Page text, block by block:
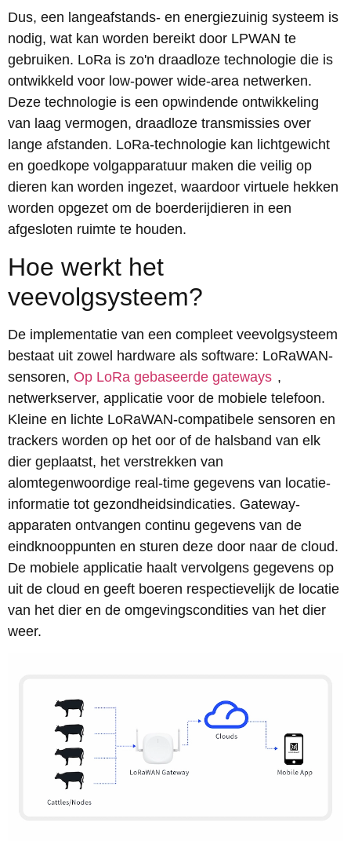
Dus, een langeafstands- en energiezuinig systeem is
nodig, wat kan worden bereikt door LPWAN te
gebruiken. LoRa is zo'n draadloze technologie die is
ontwikkeld voor low-power wide-area netwerken.
Deze technologie is een opwindende ontwikkeling
van laag vermogen, draadloze transmissies over
lange afstanden. LoRa-technologie kan lichtgewicht
en goedkope volgapparatuur maken die veilig op
dieren kan worden ingezet, waardoor virtuele hekken
worden opgezet om de boerderijdieren in een
afgesloten ruimte te houden.
Hoe werkt het
veevolgsysteem?
De implementatie van een compleet veevolgsysteem
bestaat uit zowel hardware als software: LoRaWAN-
sensoren, Op LoRa gebaseerde gateways ,
netwerkserver, applicatie voor de mobiele telefoon.
Kleine en lichte LoRaWAN-compatibele sensoren en
trackers worden op het oor of de halsband van elk
dier geplaatst, het verstrekken van
alomtegenwoordige real-time gegevens van locatie-
informatie tot gezondheidsindicaties. Gateway-
apparaten ontvangen continu gegevens van de
eindknooppunten en sturen deze door naar de cloud.
De mobiele applicatie haalt vervolgens gegevens op
uit de cloud en geeft boeren respectievelijk de locatie
van het dier en de omgevingscondities van het dier
weer.